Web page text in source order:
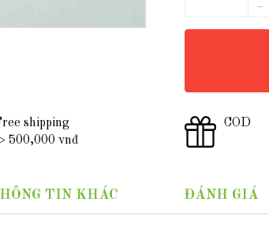
–
shipping
500,000 vnđ
COD
TIN KHÁC ĐÁNH GIÁ